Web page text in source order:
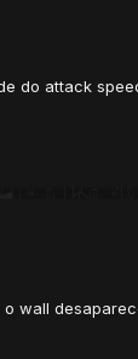
do attack
wall